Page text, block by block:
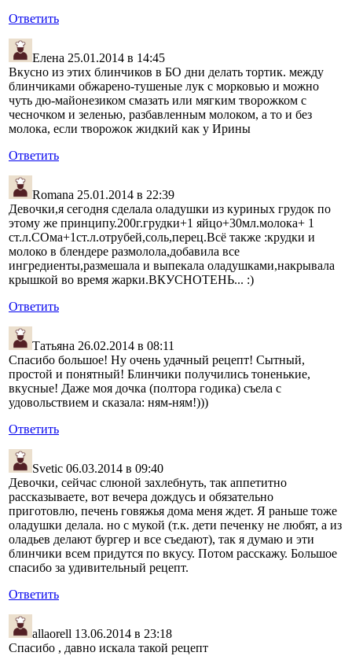
Ответить
Елена 25.01.2014 в 14:45
Вкусно из этих блинчиков в БО дни делать тортик. между
блинчиками обжарено-тушеные лук с морковью и можно
чуть дю-майонезиком смазать или мягким творожком с
чесночком и зеленью, разбавленным молоком, а то и без
молока, если творожок жидкий как у Ирины
Ответить
Romana 25.01.2014 в 22:39
Девочки,я сегодня сделала оладушки из куриных грудок по
этому же принципу.200г.грудки+1 яйцо+30мл.молока+ 1
ст.л.СОма+1ст.л.отрубей,соль,перец.Всё также :крудки и
молоко в блендере размолола,добавила все
ингредиенты,размешала и выпекала оладушками,накрывала
крышкой во время жарки.ВКУСНОТЕНЬ... :)
Ответить
Татьяна 26.02.2014 в 08:11
Спасибо большое! Ну очень удачный рецепт! Сытный,
простой и понятный! Блинчики получились тоненькие,
вкусные! Даже моя дочка (полтора годика) съела с
удовольствием и сказала: ням-ням!)))
Ответить
Svetic 06.03.2014 в 09:40
Девочки, сейчас слюной захлебнуть, так аппетитно
рассказываете, вот вечера дождусь и обязательно
приготовлю, печень говяжья дома меня ждет. Я раньше тоже
оладушки делала. но с мукой (т.к. дети печенку не любят, а из
оладьев делают бургер и все съедают), так я думаю и эти
блинчики всем придутся по вкусу. Потом расскажу. Большое
спасибо за удивительный рецепт.
Ответить
allaorell 13.06.2014 в 23:18
Спасибо , давно искала такой рецепт